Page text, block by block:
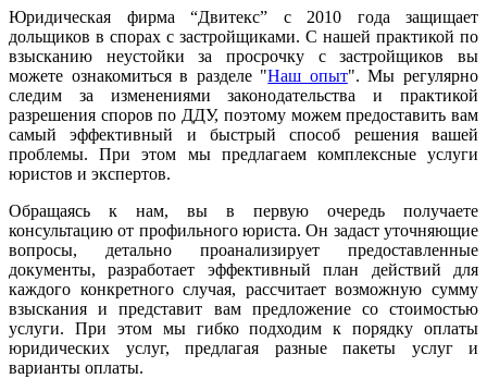
Юридическая фирма “Двитекс” с 2010 года защищает
дольщиков в спорах с застройщиками. С нашей практикой по
взысканию неустойки за просрочку с застройщиков вы
можете ознакомиться в разделе "Наш опыт". Мы регулярно
следим за изменениями законодательства и практикой
разрешения споров по ДДУ, поэтому можем предоставить вам
самый эффективный и быстрый способ решения вашей
проблемы. При этом мы предлагаем комплексные услуги
юристов и экспертов.
Обращаясь к нам, вы в первую очередь получаете
консультацию от профильного юриста. Он задаст уточняющие
вопросы, детально проанализирует предоставленные
документы, разработает эффективный план действий для
каждого конкретного случая, рассчитает возможную сумму
взыскания и представит вам предложение со стоимостью
услуги. При этом мы гибко подходим к порядку оплаты
юридических услуг, предлагая разные пакеты услуг и
варианты оплаты.